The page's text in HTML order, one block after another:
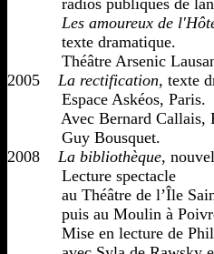
radios publiques de
Les amoureux de
            texte dramatique.
Théâtre Arsenic
2005 La rectification, texte
            Espace Askéos, Paris.
Avec Bernard
            Guy Bousquet.
2008 La bibliothèque,
            Lecture spectacle
au Théâtre de l’Île
puis au Moulin à
Mise en lecture de